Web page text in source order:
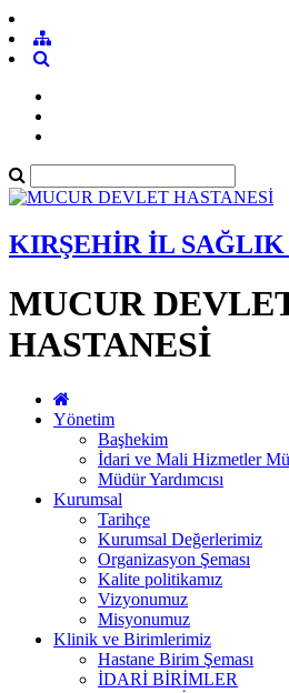
KIRŞEHİR İL
MUCUR
HASTANESİ
Yönetim
Başhekim
İdari ve Mali Hizmetler
Müdür Yardımcısı
Kurumsal
Tarihçe
Kurumsal Değerlerimiz
Organizasyon Şeması
Kalite politikamız
Vizyonumuz
Misyonumuz
Klinik ve Birimlerimiz
Hastane Birim Şeması
İDARİ BİRİMLER